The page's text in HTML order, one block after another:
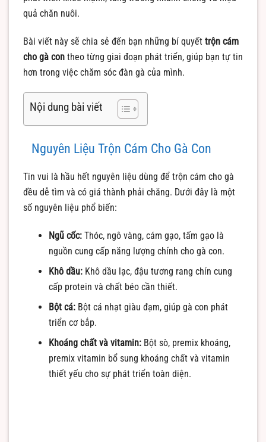
quả chăn nuôi.
Bài viết này sẽ chia sẻ đến bạn những bí quyết trộn cám
cho gà con theo từng giai đoạn phát triển, giúp bạn tự tin
hơn trong việc chăm sóc đàn gà của mình.
Nội dung bài viết
Nguyên Liệu Trộn Cám Cho Gà Con
Tin vui là hầu hết nguyên liệu dùng để trộn cám cho gà
đều dễ tìm và có giá thành phải chăng. Dưới đây là một
số nguyên liệu phổ biến:
Ngũ cốc:Thóc, ngô vàng, cám gạo, tấm gạo là
nguồn cung cấp năng lượng chính cho gà con.
Khô dầu:Khô dầu lạc, đậu tương rang chín cung
cấp protein và chất béo cần thiết.
Bột cá:Bột cá nhạt giàu đạm, giúp gà con phát
triển cơ bắp.
Khoáng chất và vitamin:Bột sò, premix khoáng,
premix vitamin bổ sung khoáng chất và vitamin
thiết yếu cho sự phát triển toàn diện.